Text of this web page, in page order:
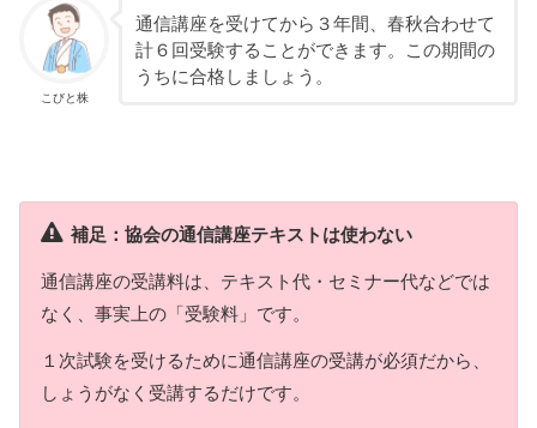
こびと株
通信講座を受けてから３年間、春秋合わせて
計６回受験することができます。この期間の
うちに合格しましょう。
補足：協会の通信講座テキストは使わない
通信講座の受講料は、テキスト代・セミナー代などでは
なく、事実上の「受験料」です。
１次試験を受けるために通信講座の受講が必須だから、
しょうがなく受講するだけです。